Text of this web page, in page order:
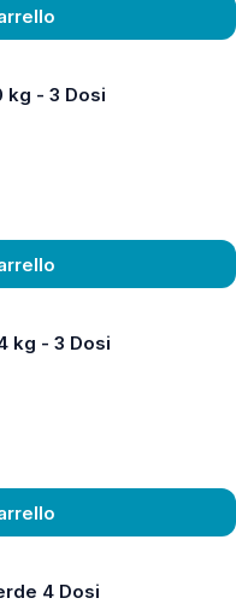
kg - 3 Dosi
kg - 3 Dosi
4 Dosi